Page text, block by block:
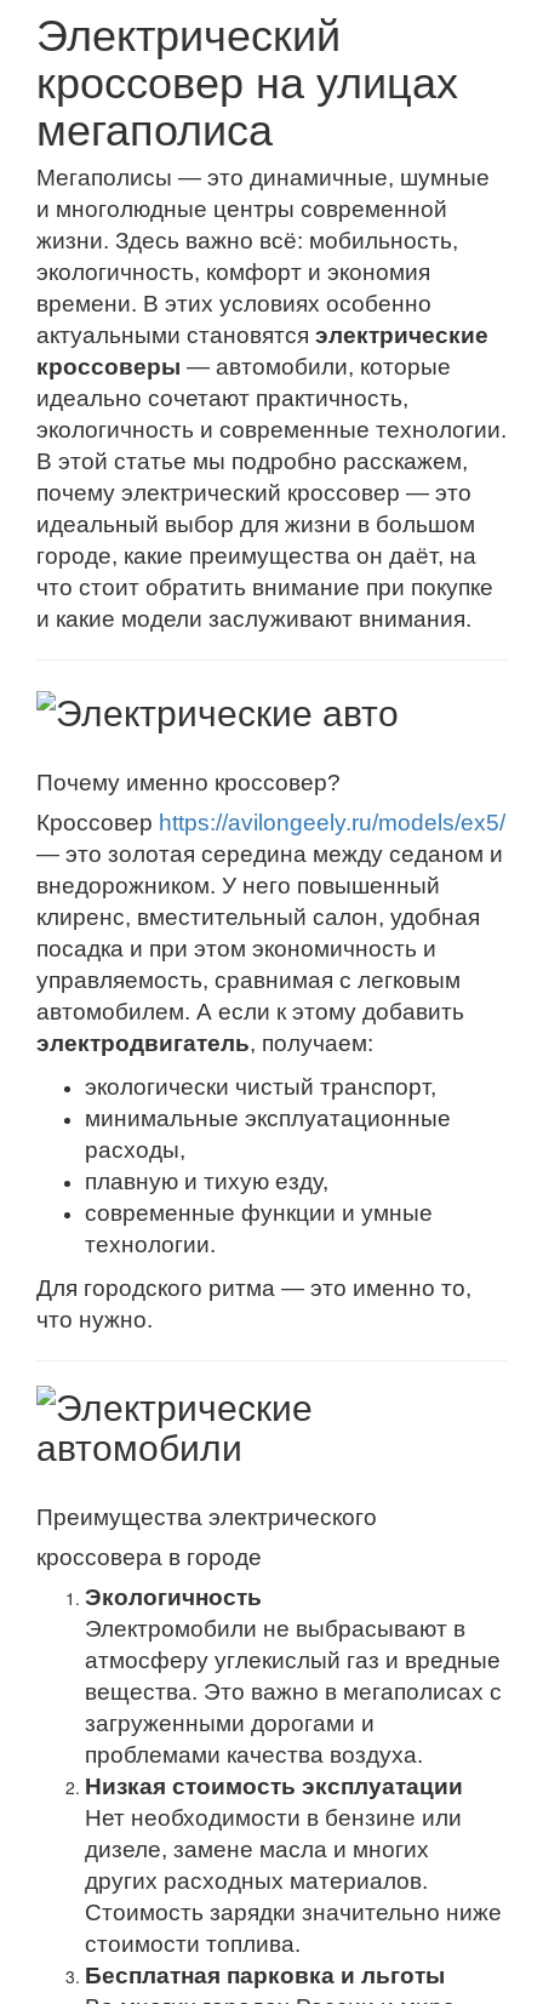
Электрический
кроссовер на улицах
мегаполиса
Мегаполисы — это динамичные, шумные
и многолюдные центры современной
жизни. Здесь важно всё: мобильность,
экологичность, комфорт и экономия
времени. В этих условиях особенно
актуальными становятся электрические
кроссоверы — автомобили, которые
идеально сочетают практичность,
экологичность и современные технологии.
В этой статье мы подробно расскажем,
почему электрический кроссовер — это
идеальный выбор для жизни в большом
городе, какие преимущества он даёт, на
что стоит обратить внимание при покупке
и какие модели заслуживают внимания.
Почему именно кроссовер?
Кроссовер https://avilongeely.ru/models/ex5/
— это золотая середина между седаном и
внедорожником. У него повышенный
клиренс, вместительный салон, удобная
посадка и при этом экономичность и
управляемость, сравнимая с легковым
автомобилем. А если к этому добавить
электродвигатель, получаем:
экологически чистый транспорт,
минимальные эксплуатационные
расходы,
плавную и тихую езду,
современные функции и умные
технологии.
Для городского ритма — это именно то,
что нужно.
Преимущества электрического
кроссовера в городе
Экологичность
Электромобили не выбрасывают в
атмосферу углекислый газ и вредные
вещества. Это важно в мегаполисах с
загруженными дорогами и
проблемами качества воздуха.
Низкая стоимость эксплуатации
Нет необходимости в бензине или
дизеле, замене масла и многих
других расходных материалов.
Стоимость зарядки значительно ниже
стоимости топлива.
Бесплатная парковка и льготы